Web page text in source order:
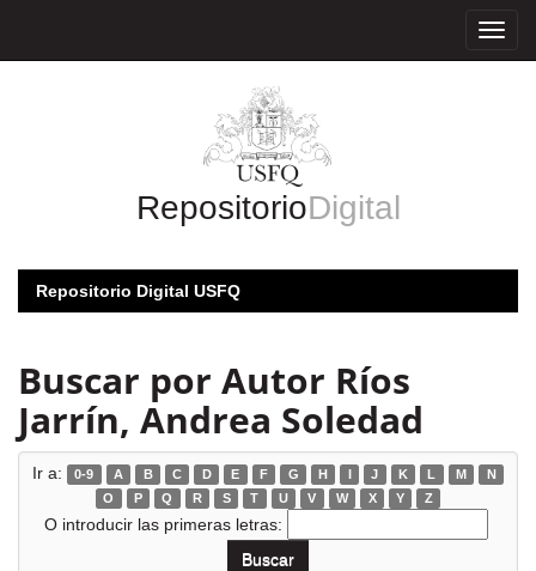
RepositorioDigital
Repositorio Digital USFQ
Buscar por Autor Ríos
Jarrín, Andrea Soledad
Ir a: 0-9 A B C D E F G H I J K L M
N
O
P Q R S T U V W X Y Z
O introducir las primeras letras: